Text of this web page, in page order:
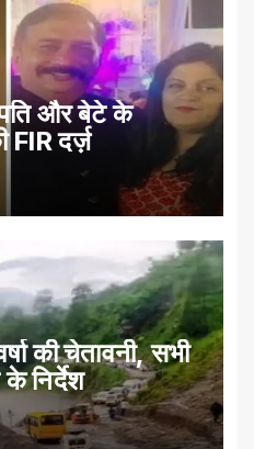
पति और बेटे के
FIR दर्ज़
की चेतावनी, सभी
निर्देश